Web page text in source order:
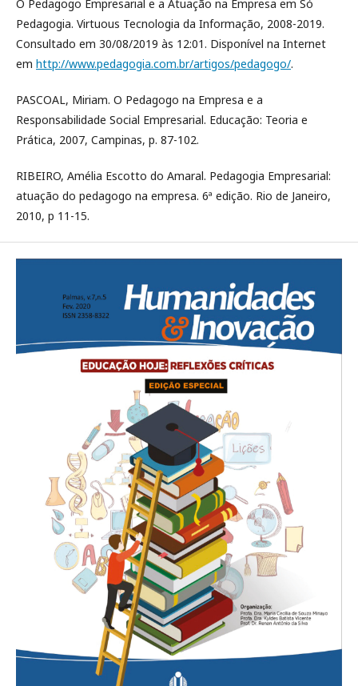
O Pedagogo Empresarial e a Atuação na Empresa em Só
Pedagogia. Virtuous Tecnologia da Informação, 2008-2019.
Consultado em 30/08/2019 às 12:01. Disponível na Internet
em http://www.pedagogia.com.br/artigos/pedagogo/.
PASCOAL, Miriam. O Pedagogo na Empresa e a
Responsabilidade Social Empresarial. Educação: Teoria e
Prática, 2007, Campinas, p. 87-102.
RIBEIRO, Amélia Escotto do Amaral. Pedagogia Empresarial:
atuação do pedagogo na empresa. 6ª edição. Rio de Janeiro,
2010, p 11-15.